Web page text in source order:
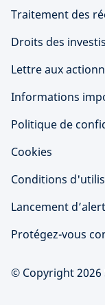
Traitement des
Droits des
Lettre aux
Informations
Politique de
Cookies
Conditions
Lancement
Protégez-vous
© Copyright 2026